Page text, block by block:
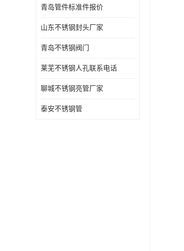
青岛管件标准件报价
山东不锈钢封头厂家
青岛不锈钢阀门
莱芜不锈钢人孔联系电话
聊城不锈钢亮管厂家
泰安不锈钢管